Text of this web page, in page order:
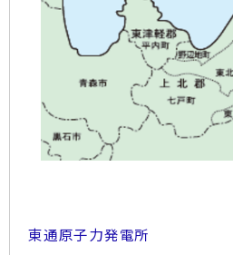
東通原子力発電所